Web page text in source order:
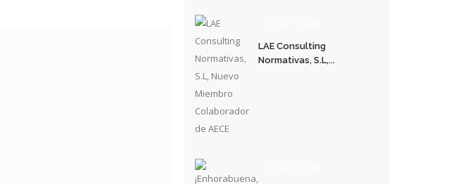
LAE Consulting
Normativas, S.L,...